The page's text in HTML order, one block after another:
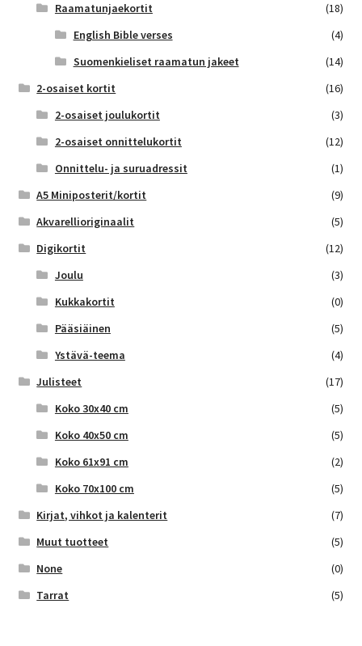
Raamatunjaekortit
(18)
English Bible verses
(4)
Suomenkieliset raamatun jakeet
(14)
2-osaiset kortit
(16)
2-osaiset joulukortit
(3)
2-osaiset onnittelukortit
(12)
Onnittelu- ja suruadressit
(1)
A5 Miniposterit/kortit
(9)
Akvarellioriginaalit
(5)
Digikortit
(12)
Joulu
(3)
Kukkakortit
(0)
Pääsiäinen
(5)
Ystävä-teema
(4)
Julisteet
(17)
Koko 30x40 cm
(5)
Koko 40x50 cm
(5)
Koko 61x91 cm
(2)
Koko 70x100 cm
(5)
Kirjat, vihkot ja kalenterit
(7)
Muut tuotteet
(5)
None
(0)
Tarrat
(5)